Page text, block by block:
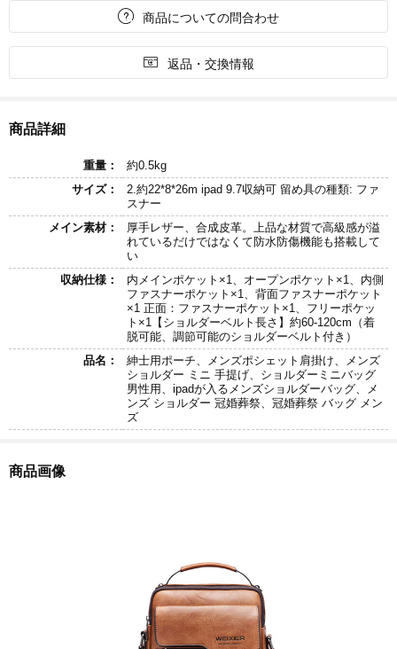
 商品についての問合わせ
 返品・交換情報
商品詳細
重量：
約0.5kg
サイズ：
2.約22*8*26m ipad 9.7収納可 留め具の種類: ファ
スナー
メイン素材：
厚手レザー、合成皮革。上品な材質で高級感が溢
れているだけではなくて防水防傷機能も搭載して
い
収納仕様：
内メインポケット×1、オープンポケット×1、内側
ファスナーポケット×1、背面ファスナーポケット
×1 正面：ファスナーポケット×1、フリーポケッ
ト×1【ショルダーベルト長さ】約60-120cm（着
脱可能、調節可能のショルダーベルト付き）
品名：
紳士用ポーチ、メンズポシェット肩掛け、メンズ
ショルダー ミニ 手提げ、ショルダーミニバッグ
男性用、ipadが入るメンズショルダーバッグ、メ
ンズ ショルダー 冠婚葬祭、冠婚葬祭 バッグ メン
ズ
商品画像